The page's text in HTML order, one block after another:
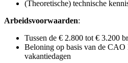
(Theoretische) technische
Arbeidsvoorwaarden:
Tussen de € 2.800 tot € 3.200
Beloning op basis van de CAO
vakantiedagen